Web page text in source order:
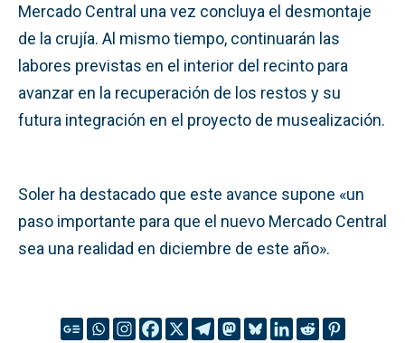
Mercado Central una vez concluya el desmontaje
de la crujía. Al mismo tiempo, continuarán las
labores previstas en el interior del recinto para
avanzar en la recuperación de los restos y su
futura integración en el proyecto de musealización.
Soler ha destacado que este avance supone «un
paso importante para que el nuevo Mercado Central
sea una realidad en diciembre de este año».